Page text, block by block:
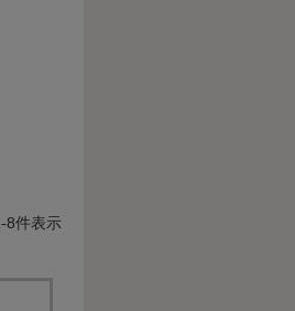
-8件表示